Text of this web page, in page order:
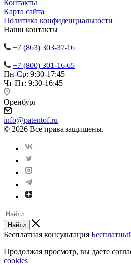
Контакты
Карта сайта
Политика конфиденциальности
Наши контакты
+7 (863) 303-37-16
+7 (800) 301-16-65
Пн-Ср: 9:30-17:45
Чт-Пт: 9:30-16:45
Оренбург
info@patentof.ru
© 2026 Все права защищены.
Найти
Бесплатная консультация
Продолжая просмотр, вы даете
cookies